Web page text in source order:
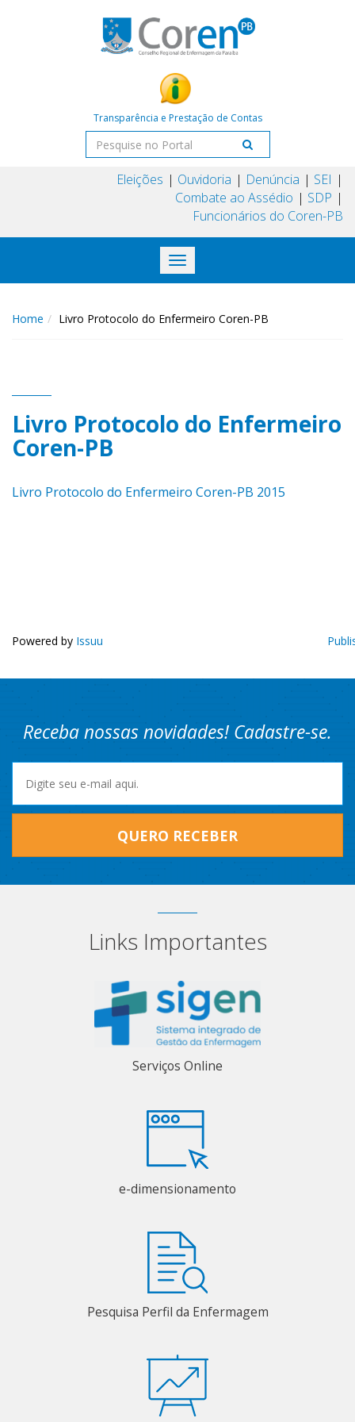
Transparência e Prestação de Contas
Eleições Ouvidoria Denúncia
SEI
Combate ao Assédio
SDP
Funcionários do Coren-PB
Toggle
navigation
Home Livro Protocolo do Enfermeiro Coren-PB
Livro Protocolo do Enfermeiro
Coren-PB
Livro Protocolo do Enfermeiro Coren-PB 2015
Powered by Issuu
Receba nossas novidades! Cadastre-se.
QUERO RECEBER
Links Importantes
Serviços Online
e-dimensionamento
Pesquisa Perfil da Enfermagem